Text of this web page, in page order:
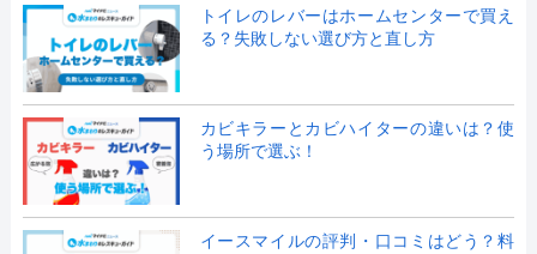
トイレのレバーはホームセンターで買え
る？失敗しない選び方と直し方
カビキラーとカビハイターの違いは？使
う場所で選ぶ！
イースマイルの評判・口コミはどう？料